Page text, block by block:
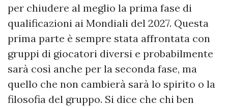
per chiudere al meglio la prima fase di
qualificazioni ai Mondiali del 2027. Questa
prima parte è sempre stata affrontata con
gruppi di giocatori diversi e probabilmente
sarà così anche per la seconda fase, ma
quello che non cambierà sarà lo spirito o la
filosofia del gruppo. Si dice che chi ben